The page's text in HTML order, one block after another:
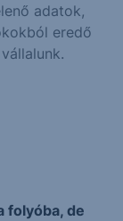
adatok,
eredő
folyóba, de